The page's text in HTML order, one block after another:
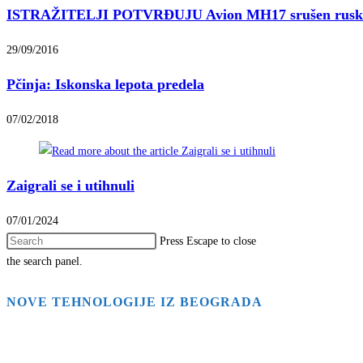
ISTRAŽITELJI POTVRĐUJU Avion MH17 srušen
29/09/2016
Pčinja: Iskonska lepota predela
07/02/2018
Zaigrali se i utihnuli
07/01/2024
Press Escape to close
the search panel.
NOVE TEHNOLOGIJE IZ BEOGRADA